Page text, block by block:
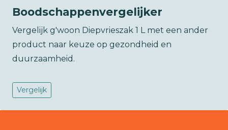
Boodschappenvergelijker
Vergelijk g'woon Diepvrieszak 1 L met een ander
product naar keuze op gezondheid en
duurzaamheid.
Vergelijk